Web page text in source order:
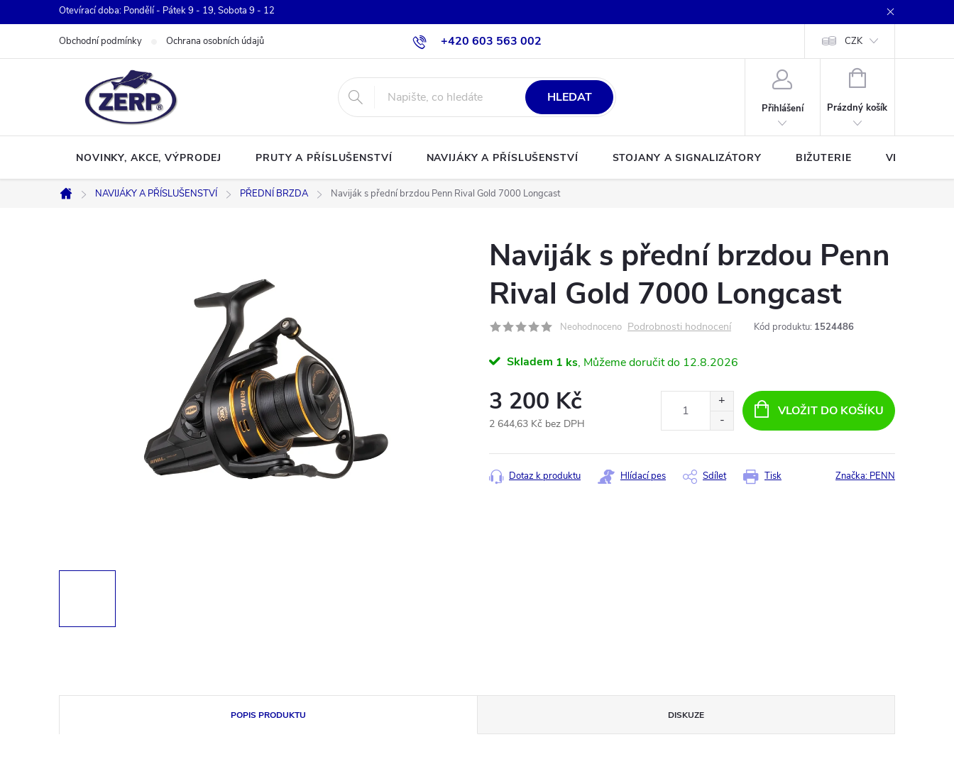
na
Otevírací doba: Pondělí - Pátek 9 - 19, Sobota 9 - 12
+420 603 563 002
Obchodní podmínky Ochrana osobních údajů CZK
HLEDAT
Přihlášení
NÁKUPNÍ
Prázdný košík
NOVINKY, AKCE, VÝPRODEJ PRUTY A PŘÍSLUŠENSTVÍ NAVIJÁKY A PŘÍSLUŠENSTVÍ STOJANY A SIGNALIZÁTORY BIŽUTERIE VLASCE A
Domů
NAVIJÁKY A PŘÍSLUŠENSTVÍ PŘEDNÍ BRZDA Naviják s přední brzdou Penn Rival Gold 7000 Longcast
Naviják s přední brzdou Penn
Rival Gold 7000 Longcast
Neohodnoceno Podrobnosti hodnocení Kód produktu: 1524486
Skladem 1 ks 12.8.2026
3 200 Kč
2 644,63 Kč bez DPH
cena:
VLOŽIT DO KOŠÍKU
Tisk
Dotaz k produktu Hlídací pes Sdílet Značka: PENN
POPIS PRODUKTU DISKUZE